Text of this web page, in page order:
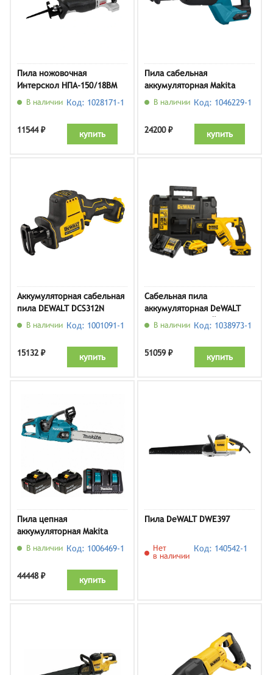
Пила ножовочная
Интерскол НПА-150/18ВМ
(763.4.1.70)
В наличии Код: 1028171-1
11544 ₽ купить
Пила сабельная
аккумуляторная Makita
JR002GZ (без АКБ и ЗУ)
В наличии Код: 1046229-1
24200 ₽ купить
Аккумуляторная сабельная
пила DEWALT DCS312N
В наличии Код: 1001091-1
15132 ₽ купить
Сабельная пила
аккумуляторная DeWALT
DCS367P2-QW (кейс, с 2 АКБ
В наличии Код: 1038973-1
51059 ₽ купить
Пила цепная
аккумуляторная Makita
DUC355PT2
В наличии Код: 1006469-1
44448 ₽ купить
Пила DeWALT DWE397
Нет
в наличии
Код: 140542-1